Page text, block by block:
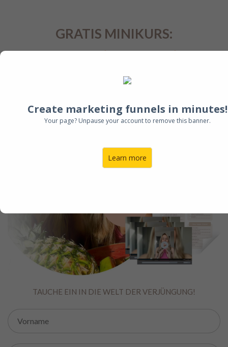
Create marketing funnels in minutes!
Your page? Unpause your account to remove this banner.
Learn more
GRATIS MINIKURS:
3-Tage Verjüngungsreise
Nicht nur jünger aussehen,
sondern auch jünger fühlen!
TAUCHE EIN IN DIE WELT DER VERJÜNGUNG!